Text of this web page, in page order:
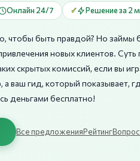
Онлайн 24/7 Решение за 2
чтобы быть правдой? Но займы
новых клиентов. Суть
скрытых комиссий, если вы
ваш гид, который показывает,
деньгами бесплатно!
Все предложенияРейтинг